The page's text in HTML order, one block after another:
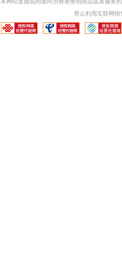
本网站直接或间接向消费者推销商品或者服务
禁止利用互联网销